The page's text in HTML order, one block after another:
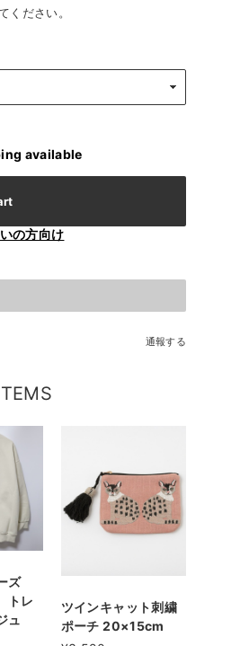
ください。
available
の方向け
通報する
ズ
トレ
ュ
ツインキャット刺繍
ポーチ 20×15cm